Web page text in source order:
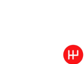
Ulei cutie automata